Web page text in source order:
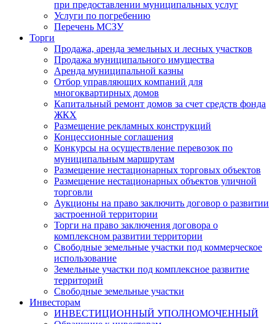
при предоставлении муниципальных услуг
Услуги по погребению
Перечень МСЗУ
Торги
Продажа, аренда земельных и лесных участков
Продажа муниципального имущества
Аренда муниципальной казны
Отбор управляющих компаний для
многоквартирных домов
Капитальный ремонт домов за счет средств фонда
ЖКХ
Размещение рекламных конструкций
Концессионные соглашения
Конкурсы на осуществление перевозок по
муниципальным маршрутам
Размещение нестационарных торговых объектов
Размещение нестационарных объектов уличной
торговли
Аукционы на право заключить договор о развитии
застроенной территории
Торги на право заключения договора о
комплексном развитии территории
Свободные земельные участки под коммерческое
использование
Земельные участки под комплексное развитие
территорий
Свободные земельные участки
Инвесторам
ИНВЕСТИЦИОННЫЙ УПОЛНОМОЧЕННЫЙ